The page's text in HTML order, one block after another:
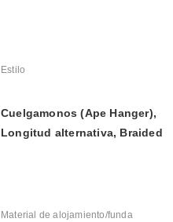
Estilo
Cuelgamonos (Ape Hanger),
Longitud alternativa, Braided
Material de alojamiento/funda